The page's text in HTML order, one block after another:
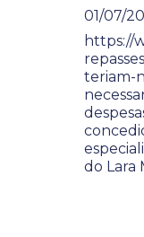
01/07/
https://
teriam-
do Lara